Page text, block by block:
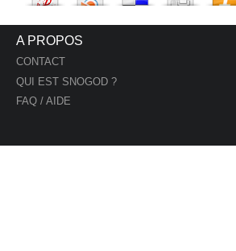
A PROPOS
CONTACT
QUI EST SNOGOD ?
FAQ / AIDE